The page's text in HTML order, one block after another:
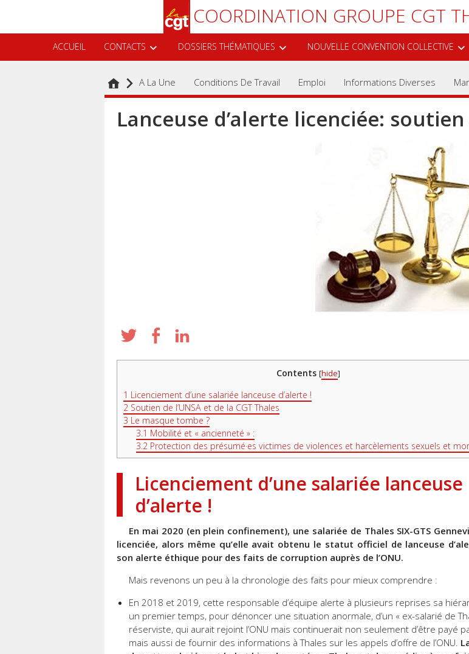
contenu
COORDINATION GROUPE CGT
ACCUEIL CONTACTS DOSSIERS THÉMATIQUES NOUVELLE CONVENTION COLLECTIVE
A La Une Conditions De Travail Emploi Informations Diverses
Lanceuse d’alerte licenciée: soutien
Contents [hide]
1 Licenciement d’une salariée lanceuse d’alerte !
2 Soutien de l’UNSA et de la CGT Thales
3 Le masque tombe ?
3.1 Mobilité et « ancienneté » :
3.2 Protection des présumé·es victimes de violences et harcèlements sexuels et
Licenciement d’une salariée lanceuse
d’alerte !
En mai 2020 (en plein confinement), une salariée de Thales SIX-GTS
licenciée, alors même qu’elle avait obtenu le statut officiel de lanceuse
son alerte éthique pour des faits de corruption auprès de l’ONU.
Mais revenons un peu à la chronologie des faits pour mieux comprendre :
En 2018 et 2019, cette responsable d’équipe alerte à plusieurs reprises sa
un premier temps, pour dénoncer une situation anormale, d’un « ex-salarié de
réserviste, qui aurait rejoint l’ONU mais continuerait non seulement d’être payé
mais aussi de fournir des informations à Thales sur les appels d’offre de l’ONU.